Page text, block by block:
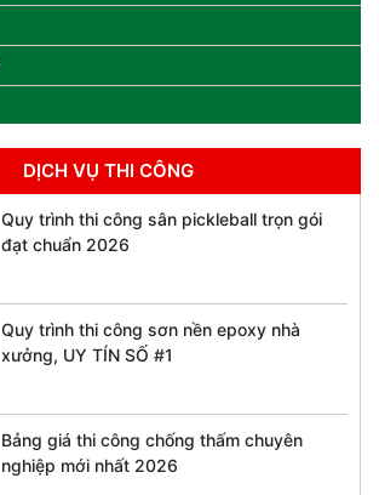
DỊCH VỤ THI CÔNG
Quy trình thi công sân pickleball trọn gói
đạt chuẩn 2026
Quy trình thi công sơn nền epoxy nhà
xưởng, UY TÍN SỐ #1
Bảng giá thi công chống thấm chuyên
nghiệp mới nhất 2026